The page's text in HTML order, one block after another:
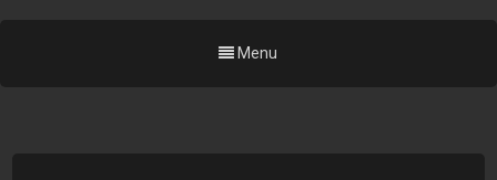
Menu